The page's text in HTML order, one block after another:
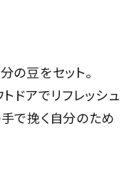
の豆をセット。
ドアでリフレッシュ
で挽く自分のため